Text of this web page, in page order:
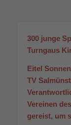
300 junge
Turngaus
Eitel
TV
Vereinen
gereist, um